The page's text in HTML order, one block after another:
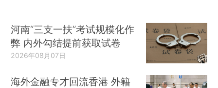
河南“三支一扶”考试规模化作
弊 内外勾结提前获取试卷
2026年08月07日
海外金融专才回流香港 外籍